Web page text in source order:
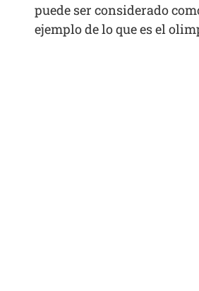
puede ser considerado
ejemplo de lo que es el